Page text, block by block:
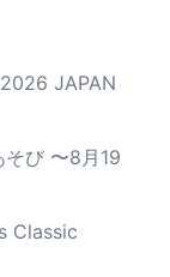
JAPAN
そび 〜8月19
Classic